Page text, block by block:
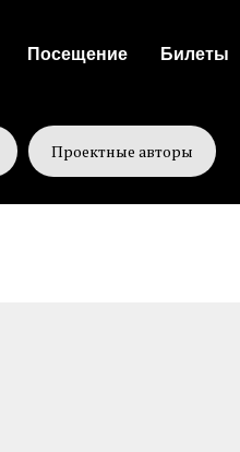
Посещение Билеты
Проектные авторы